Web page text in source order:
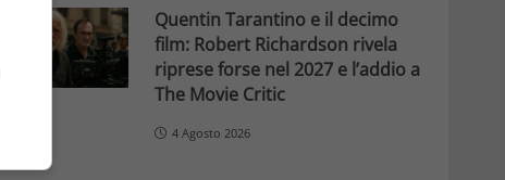
Quentin Tarantino e il decimo
film: Robert Richardson rivela
riprese forse nel 2027 e l’addio a
The Movie Critic
4 Agosto 2026